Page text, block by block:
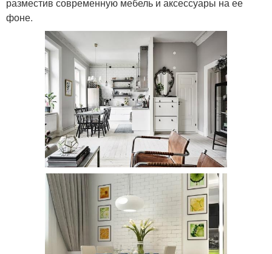
разместив современную мебель и аксессуары на ее
фоне.